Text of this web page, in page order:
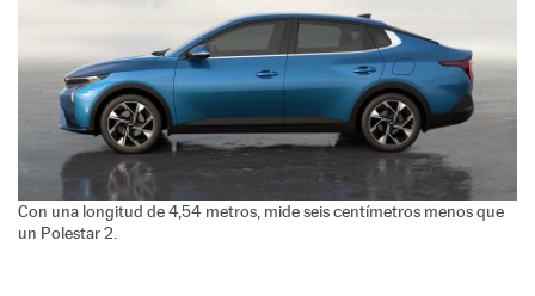
Con una longitud de 4,54 metros, mide seis centímetros menos que
un Polestar 2.